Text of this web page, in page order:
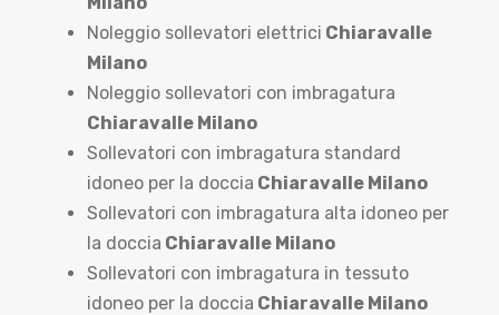
Noleggio sollevatori elettrici Chiaravalle
Milano
Noleggio sollevatori con imbragatura
Chiaravalle Milano
Sollevatori con imbragatura standard
idoneo per la doccia Chiaravalle Milano
Sollevatori con imbragatura alta idoneo per
la doccia Chiaravalle Milano
Sollevatori con imbragatura in tessuto
idoneo per la doccia Chiaravalle Milano